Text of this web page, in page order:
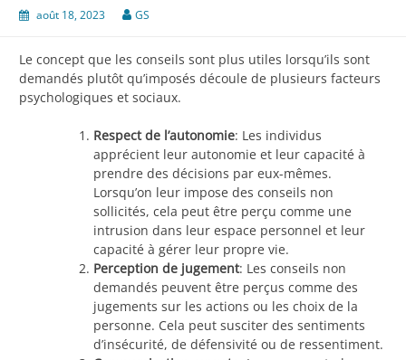
août 18, 2023 GS
Le concept que les conseils sont plus utiles lorsqu’ils sont
demandés plutôt qu’imposés découle de plusieurs facteurs
psychologiques et sociaux.
Respect de l’autonomie: Les individus
apprécient leur autonomie et leur capacité à
prendre des décisions par eux-mêmes.
Lorsqu’on leur impose des conseils non
sollicités, cela peut être perçu comme une
intrusion dans leur espace personnel et leur
capacité à gérer leur propre vie.
Perception de jugement: Les conseils non
demandés peuvent être perçus comme des
jugements sur les actions ou les choix de la
personne. Cela peut susciter des sentiments
d’insécurité, de défensivité ou de ressentiment.